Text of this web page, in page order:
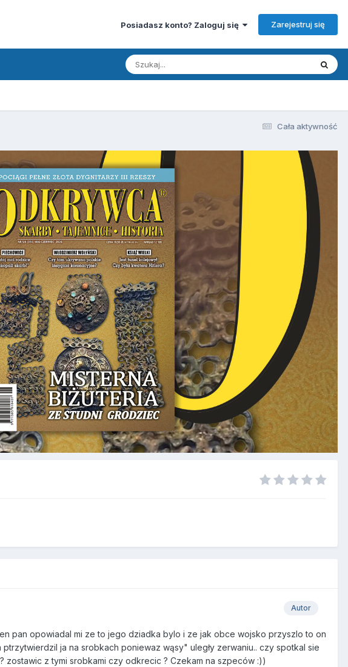
Posiadasz konto? Zaloguj się Zarejestruj się
Cała aktywność
Autor
pan opowiadal mi ze to jego dziadka bylo i ze jak obce wojsko przyszlo to on
ja na srobkach poniewaz wąsy" uległy zerwaniu.. czy spotkal sie
z tymi srobkami czy odkrecic ? Czekam na szpeców :))